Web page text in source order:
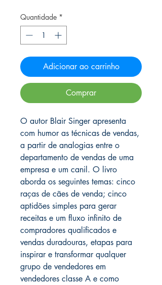
Quantidade *
Adicionar ao carrinho
Comprar
O autor Blair Singer apresenta
com humor as técnicas de vendas,
a partir de analogias entre o
departamento de vendas de uma
empresa e um canil. O livro
aborda os seguintes temas: cinco
raças de cães de venda; cinco
aptidões simples para gerar
receitas e um fluxo infinito de
compradores qualificados e
vendas duradouras, etapas para
inspirar e transformar qualquer
grupo de vendedores em
vendedores classe A e como